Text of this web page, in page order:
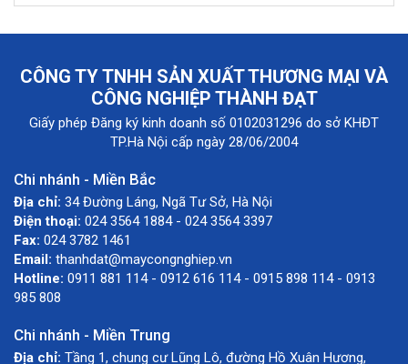
CÔNG TY TNHH SẢN XUẤT THƯƠNG MẠI VÀ
CÔNG NGHIỆP THÀNH ĐẠT
Giấy phép Đăng ký kinh doanh số 0102031296 do sở KHĐT
TP.Hà Nội cấp ngày 28/06/2004
Chi nhánh - Miền Bắc
Địa chỉ: 34 Đường Láng, Ngã Tư Sở, Hà Nội
Điện thoại: 024 3564 1884 - 024 3564 3397
Fax: 024 3782 1461
Email: thanhdat@maycongnghiep.vn
Hotline: 0911 881 114 - 0912 616 114 - 0915 898 114 - 0913
985 808
Chi nhánh - Miền Trung
Địa chỉ: Tầng 1, chung cư Lũng Lô, đường Hồ Xuân Hương,